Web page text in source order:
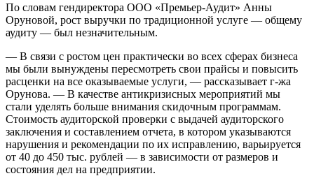
По словам гендиректора ООО «Премьер-Аудит» Анны
Оруновой, рост выручки по традиционной услуге — общему
аудиту — был незначительным.
— В связи с ростом цен практически во всех сферах бизнеса
мы были вынуждены пересмотреть свои прайсы и повысить
расценки на все оказываемые услуги, — рассказывает г-жа
Орунова. — В качестве антикризисных мероприятий мы
стали уделять больше внимания скидочным программам.
Стоимость аудиторской проверки с выдачей аудиторского
заключения и составлением отчета, в котором указываются
нарушения и рекомендации по их исправлению, варьируется
от 40 до 450 тыс. рублей — в зависимости от размеров и
состояния дел на предприятии.